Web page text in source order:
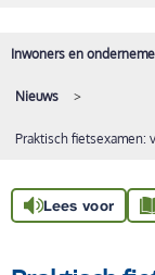
Inwoners en
Nieuws
Praktisch fietsexamen:
Lees voor